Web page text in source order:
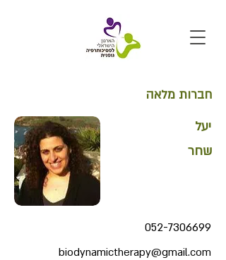
חברות מלאה
יעל
שחר
052-7306699
biodynamictherapy@gmail.com